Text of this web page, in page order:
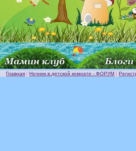
Главная |Ночник в детской комнате - ФОРУМ |